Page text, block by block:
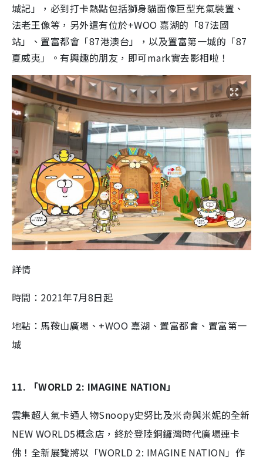
城記」， 必到打卡熱點包括獅身貓面像巨型充氣裝置、
法老王像等， 另外還有位於+WOO 嘉湖的「87法國
站」、置富都會「87港澳台」，以及置富第一城的「87
夏威夷」。有興趣的朋友，即可mark實去影相啦！
詳情
時間：2021年7月8日起
地點：馬鞍山廣場、+WOO 嘉湖、置富都會、置富第一
城
11. 「WORLD 2: IMAGINE NATION」
雲集超人氣卡通人物Snoopy史努比及米奇與米妮的全新
NEW WORLD5概念店，終於登陸銅鑼灣時代廣場連卡
佛！全新展覽將以「WORLD 2: IMAGINE NATION」作